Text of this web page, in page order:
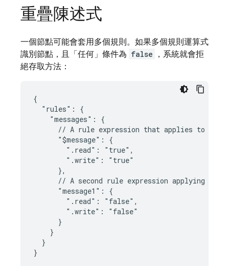
重疊陳述式
一個節點可能會套用多個規則。如果多個規則運算式
識別節點，且「任何」 條件為 false
，系統就會拒
絕存取方法：
{
  "rules": {
    "messages": {
// A rule expression that applies to all
      "$message": {
        ".read": "true",
        ".write": "true"
      },
// A second rule expression applying
      "message1": {
        ".read": "false",
        ".write": "false"
      }
    }
  }
}